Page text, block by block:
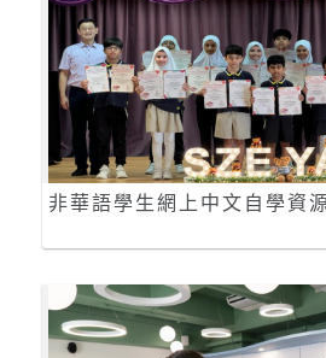
非華語學生網上中文自學資